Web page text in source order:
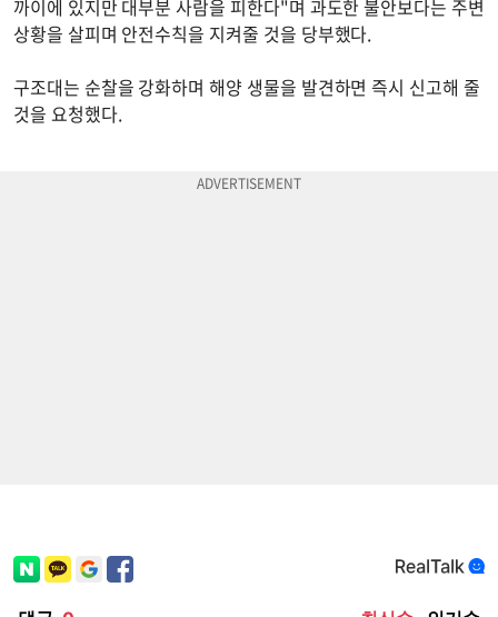
까이에 있지만 대부분 사람을 피한다"며 과도한 불안보다는 주변
상황을 살피며 안전수칙을 지켜줄 것을 당부했다.
구조대는 순찰을 강화하며 해양 생물을 발견하면 즉시 신고해 줄
것을 요청했다.